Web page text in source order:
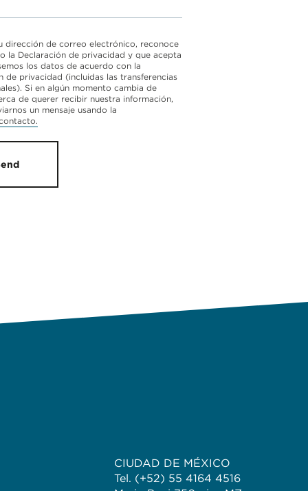
dirección de correo electrónico, reconoce
la Declaración de privacidad y que acepta
los datos de acuerdo con la
de privacidad (incluidas las transferencias
Si en algún momento cambia de
de querer recibir nuestra información,
un mensaje usando la
CIUDAD DE MÉXICO
Tel. (+52) 55 4164 4516